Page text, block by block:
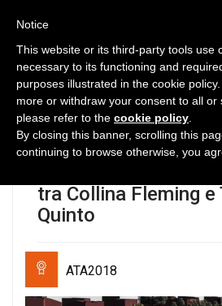
32 6278 0
Ecodistrict Park –
Distretto Industriale
tra Collina Fleming e
Quinto
ATA2018
Notice
This website or its third-party tools use
necessary to its functioning and
purposes illustrated in the cookie
more or withdraw your consent to all or
please refer to the cookie policy
By closing this banner, scrolling this
continuing to browse otherwise, you